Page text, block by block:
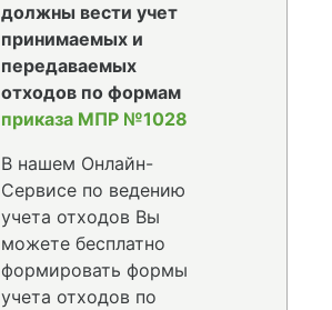
должны вести учет
принимаемых и
передаваемых
отходов по формам
приказа МПР №1028
В нашем Онлайн-
Сервисе по ведению
учета отходов Вы
можете бесплатно
формировать формы
учета отходов по